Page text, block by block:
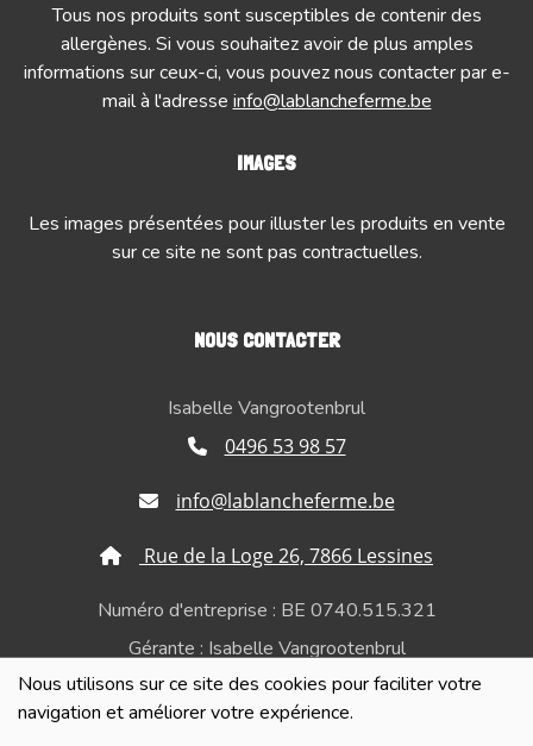
Nous utilisons sur ce site des cookies pour faciliter votre
navigation et améliorer votre expérience.
Tous nos produits sont susceptibles de contenir des
allergènes. Si vous souhaitez avoir de plus amples
informations sur ceux-ci, vous pouvez nous contacter par e-
mail à l'adresse info@lablancheferme.be
IMAGES
Les images présentées pour illuster les produits en vente
sur ce site ne sont pas contractuelles.
NOUS CONTACTER
Isabelle Vangrootenbrul
0496 53 98 57
info@lablancheferme.be
Rue de la Loge 26, 7866 Lessines
Numéro d'entreprise : BE 0740.515.321
Gérante : Isabelle Vangrootenbrul
Politique de confidentialité et de respect de la vie